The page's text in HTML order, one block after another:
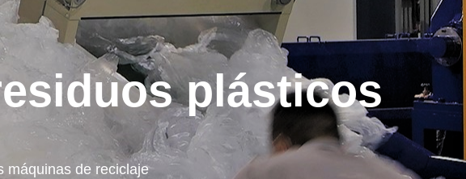
plásticos
máquinas de reciclaje